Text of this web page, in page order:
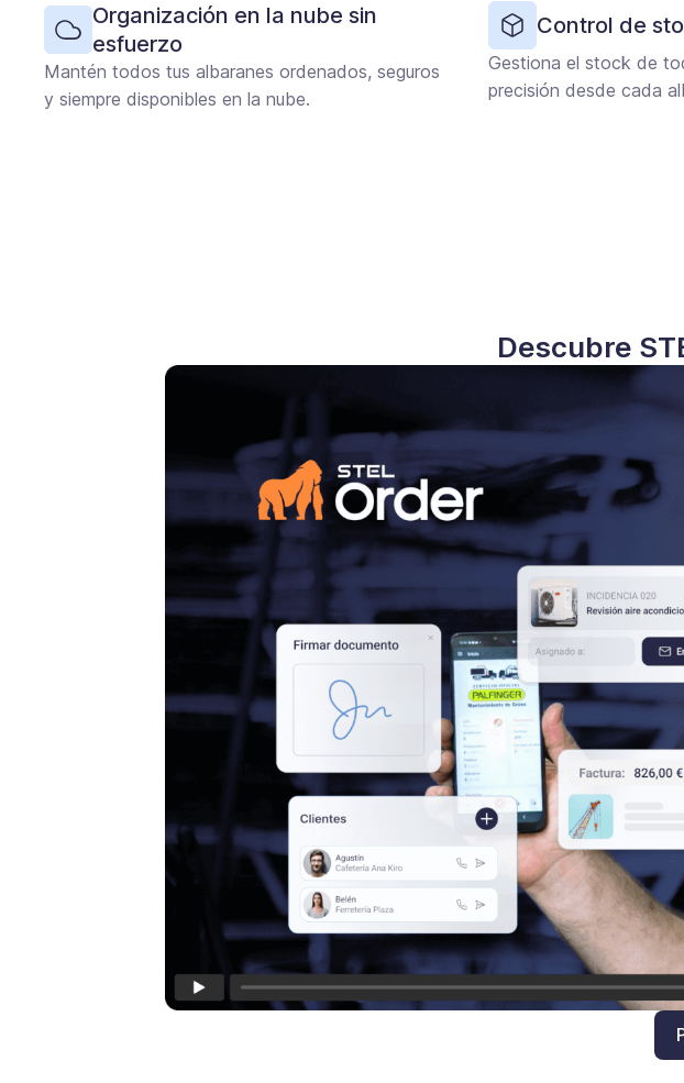
Organización en la nube sin
esfuerzo
Mantén todos tus albaranes ordenados, seguros
y siempre disponibles en la nube.
Control de
Gestiona el stock de
precisión desde cada
Descubre